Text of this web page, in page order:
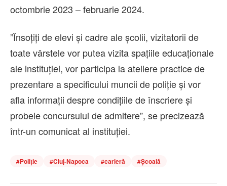
octombrie 2023 – februarie 2024.
”Însoţiţi de elevi și cadre ale școlii, vizitatorii de
toate vârstele vor putea vizita spațiile educaționale
ale instituției, vor participa la ateliere practice de
prezentare a specificului muncii de poliție și vor
afla informaţii despre condițiile de înscriere și
probele concursului de admitere”, se precizează
într-un comunicat al instituției.
#Poliție #Cluj-Napoca #carieră #Școală